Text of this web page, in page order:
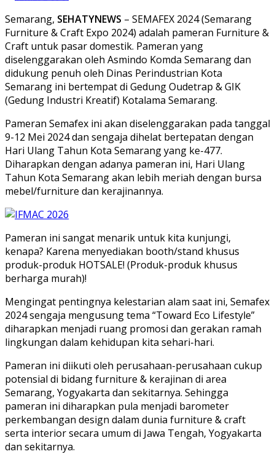
Semarang, SEHATYNEWS – SEMAFEX 2024 (Semarang
Furniture & Craft Expo 2024) adalah pameran Furniture &
Craft untuk pasar domestik. Pameran yang
diselenggarakan oleh Asmindo Komda Semarang dan
didukung penuh oleh Dinas Perindustrian Kota
Semarang ini bertempat di Gedung Oudetrap & GIK
(Gedung Industri Kreatif) Kotalama Semarang.
Pameran Semafex ini akan diselenggarakan pada tanggal
9-12 Mei 2024 dan sengaja dihelat bertepatan dengan
Hari Ulang Tahun Kota Semarang yang ke-477.
Diharapkan dengan adanya pameran ini, Hari Ulang
Tahun Kota Semarang akan lebih meriah dengan bursa
mebel/furniture dan kerajinannya.
Pameran ini sangat menarik untuk kita kunjungi,
kenapa? Karena menyediakan booth/stand khusus
produk-produk HOTSALE! (Produk-produk khusus
berharga murah)!
Mengingat pentingnya kelestarian alam saat ini, Semafex
2024 sengaja mengusung tema “Toward Eco Lifestyle”
diharapkan menjadi ruang promosi dan gerakan ramah
lingkungan dalam kehidupan kita sehari-hari.
Pameran ini diikuti oleh perusahaan-perusahaan cukup
potensial di bidang furniture & kerajinan di area
Semarang, Yogyakarta dan sekitarnya. Sehingga
pameran ini diharapkan pula menjadi barometer
perkembangan design dalam dunia furniture & craft
serta interior secara umum di Jawa Tengah, Yogyakarta
dan sekitarnya.